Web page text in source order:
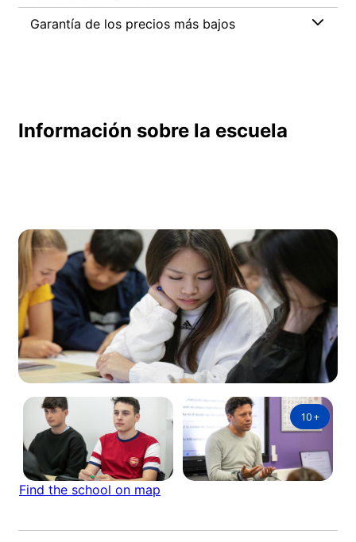
Garantía de los precios más bajos
Información sobre la escuela
10+
Find the school on map